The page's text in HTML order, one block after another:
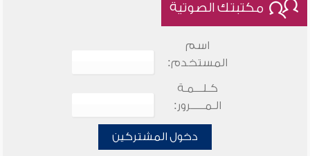
مكتبتك الصوتية
اسم
المستخدم:
كـلـــمـة
الـمـــــرور:
دخول المشتركين